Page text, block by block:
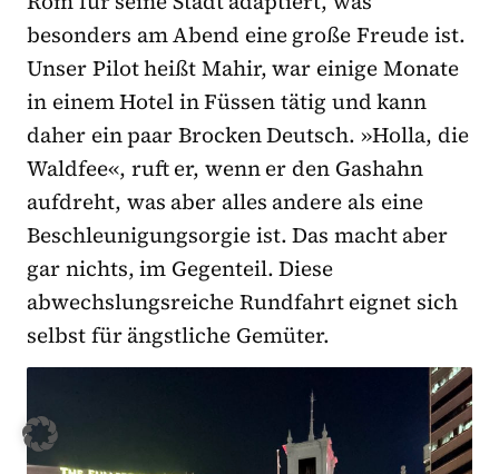
besonders am Abend eine große Freude ist.
Unser Pilot heißt Mahir, war einige Monate
in einem Hotel in Füssen tätig und kann
daher ein paar Brocken Deutsch. »Holla, die
Waldfee«, ruft er, wenn er den Gashahn
aufdreht, was aber alles andere als eine
Beschleunigungsorgie ist. Das macht aber
gar nichts, im Gegenteil. Diese
abwechslungsreiche Rundfahrt eignet sich
selbst für ängstliche Gemüter.